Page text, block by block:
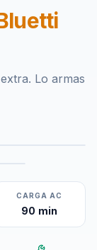
Lo armas
CARGA AC
90 min